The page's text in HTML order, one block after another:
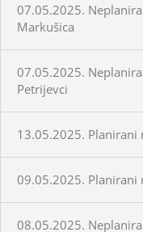
07.05.2025.
Markušica
07.05.2025.
Petrijevci
13.05.2025. Planirani
09.05.2025. Planirani
08.05.2025.